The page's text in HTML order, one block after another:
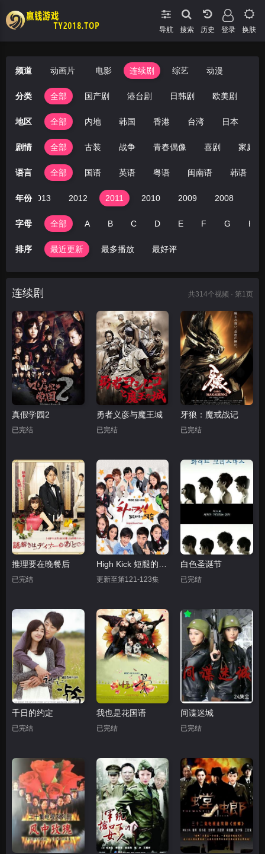
导航 搜索 登录 换肤
频道 动画片 电影 连续剧 综艺 动漫
分类 全部 国产剧 港台剧 日韩剧 欧美剧
地区 全部 内地 韩国 香港 台湾 日本
剧情 全部 古装 战争 青春偶像 喜剧 家庭
语言 全部 国语 英语 粤语 闽南语 韩语
年份2013 2012 2011 2010 2009 2008
字母 全部 A B C D E F G H
排序 最近更新 最多播放 最好评
连续剧 共314个视频 · 第1页
真假学园2
已完结
勇者义彦与魔王城
已完结
牙狼：魔戒战记
已完结
推理要在晚餐后
已完结 更新至第121-123集
白色圣诞节
已完结
千日的约定
已完结
我也是花国语
已完结
间谍迷城
已完结